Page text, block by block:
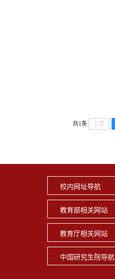
共1条 上页
校内网址导航
教育部相关网站
教育厅相关网站
中国研究生院导航